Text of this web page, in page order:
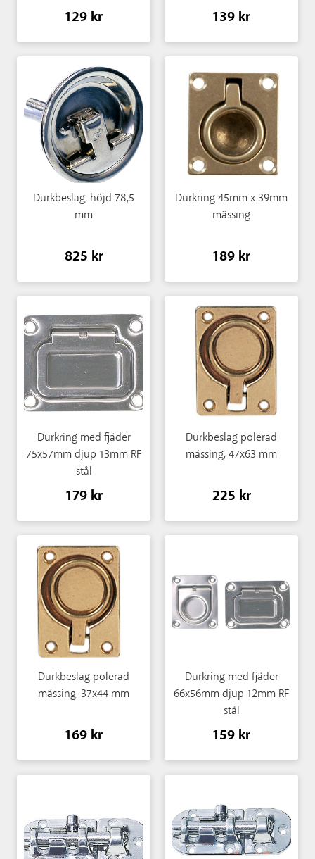
129 kr 139 kr
Durkbeslag, höjd 78,5
mm
825 kr
Durkring 45mm x 39mm
mässing
189 kr
Durkring med fjäder
75x57mm djup 13mm RF
stål
179 kr
Durkbeslag polerad
mässing, 47x63 mm
225 kr
Durkbeslag polerad
mässing, 37x44 mm
169 kr
Durkring med fjäder
66x56mm djup 12mm RF
stål
159 kr